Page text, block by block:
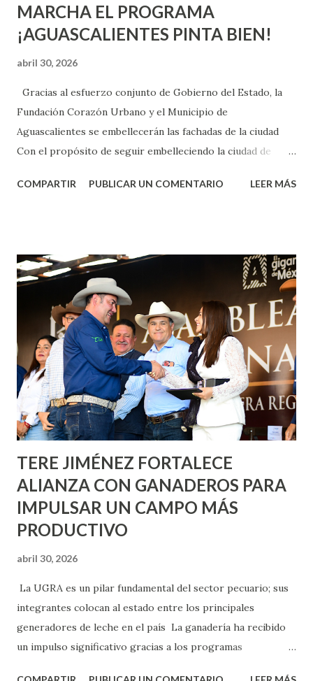
MARCHA EL PROGRAMA
¡AGUASCALIENTES PINTA BIEN!
abril 30, 2026
Gracias al esfuerzo conjunto de Gobierno del Estado, la
Fundación Corazón Urbano y el Municipio de
Aguascalientes se embellecerán las fachadas de la ciudad
Con el propósito de seguir embelleciendo la ciudad de
municipal, Leo Montañez dio inicio al programa
Corazón Urbano y el Municipio capital. Leo Montañez
informó que en este programa se usarán cerca de 90 mil
metros cuadrados de pintura, para dar inicio en la calle
Nieto, entre Jesús F. Elizondo y la calle 22 de Octubre, con
lo que se aplicará pintura en 66 casas. Posteriormente se
llevará este programa a Villas de Nuestra Señora de la
Asunción, Avenida Alameda y Decreto 27 de Septiembre, en
los edificios FOVISSSTE Ojo de Agua, en la comunidad
Norias de Paso Hondo y en los edificios de...
COMPARTIR PUBLICAR UN COMENTARIO LEER MÁS
TERE JIMÉNEZ FORTALECE
ALIANZA CON GANADEROS PARA
IMPULSAR UN CAMPO MÁS
PRODUCTIVO
abril 30, 2026
La UGRA es un pilar fundamental del sector pecuario; sus
integrantes colocan al estado entre los principales
generadores de leche en el país La ganadería ha recibido
un impulso significativo gracias a los programas